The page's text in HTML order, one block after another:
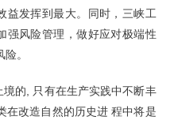
益发挥到最大。同时，三峡工
强风险管理，做好应对极端性
。
的, 只有在生产实践中不断丰
在改造自然的历史进 程中将是